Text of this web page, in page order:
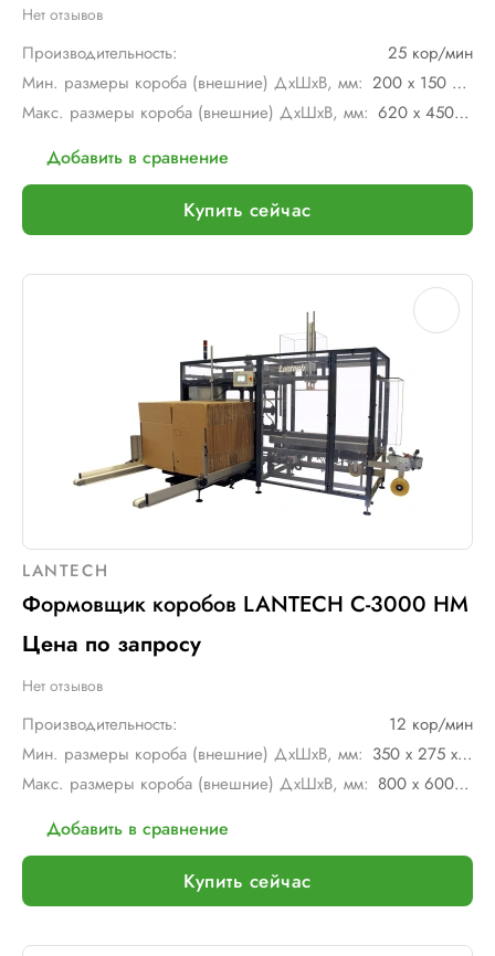
Нет отзывов
Производительность:
25 кор/мин
Мин. размеры короба (внешние) ДхШхВ, мм:
200 х 150 х 150
Макс. размеры короба (внешние) ДхШхВ, мм:
620 х 450 х 650
Добавить в сравнение
Купить сейчас
LANTECH
Формовщик коробов LANTECH C-3000 HM
Цена по запросу
Нет отзывов
Производительность:
12 кор/мин
Мин. размеры короба (внешние) ДхШхВ, мм:
350 х 275 х 300
Макс. размеры короба (внешние) ДхШхВ, мм:
800 х 600 х 850
Добавить в сравнение
Купить сейчас